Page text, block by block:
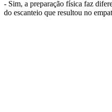
- Sim, a preparação física faz
do escanteio que resultou no